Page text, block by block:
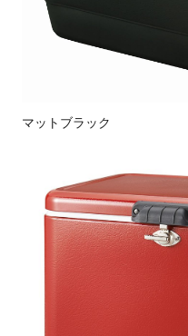
マットブラック